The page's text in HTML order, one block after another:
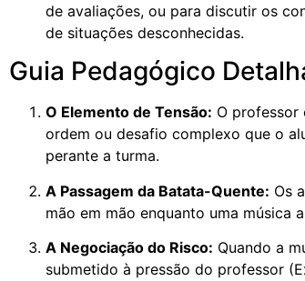
de avaliações, ou para discutir os
de situações desconhecidas.
Guia Pedagógico
O Elemento de Tensão: O professor
ordem ou desafio complexo que o
perante a turma.
A Passagem da Batata-Quente: Os
mão em mão enquanto uma música
A Negociação do Risco: Quando a
submetido à pressão do professor